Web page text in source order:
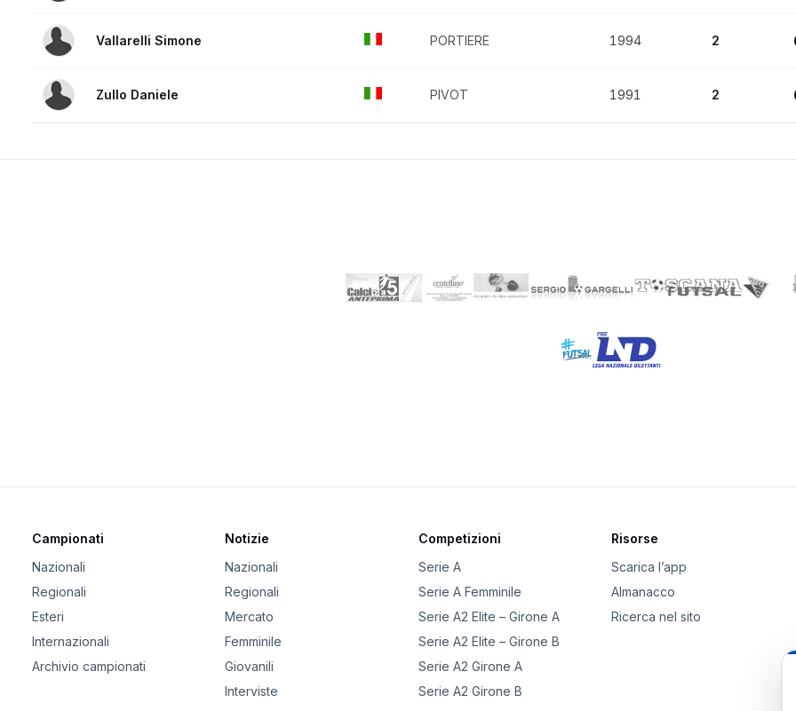
Vallarelli Simone PORTIERE 1994 2
Zullo Daniele PIVOT 1991 2
Campionati
Nazionali
Regionali
Esteri
Internazionali
Archivio campionati
Notizie
Nazionali
Regionali
Mercato
Femminile
Giovanili
Interviste
Competizioni
Serie A
Serie A Femminile
Serie A2 Elite – Girone A
Serie A2 Elite – Girone B
Serie A2 Girone A
Serie A2 Girone B
Risorse
Scarica l’app
Almanacco
Ricerca nel sito